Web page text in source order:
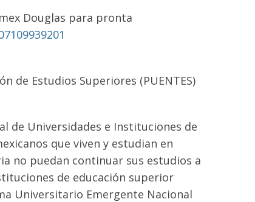
Douglas para pronta
de Estudios Superiores (PUENTES)
de Universidades e Instituciones de
que viven y estudian en
no puedan continuar sus estudios a
de educación superior
Universitario Emergente Nacional